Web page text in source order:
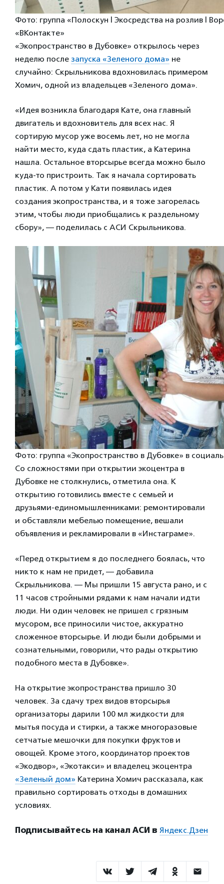
Фото: группа «Полоскун | Экосредства на розлив |
«ВКонтакте»
«Экопространство в Дубовке» открылось через
неделю после запуска «Зеленого дома» не
случайно: Скрыльникова вдохновилась примером
Хомич, одной из владельцев «Зеленого дома».
«Идея возникла благодаря Кате, она главный
двигатель и вдохновитель для всех нас. Я
сортирую мусор уже восемь лет, но не могла
найти место, куда сдать пластик, а Катерина
нашла. Остальное вторсырье всегда можно было
куда-то пристроить. Так я начала сортировать
пластик. А потом у Кати появилась идея
создания экопространства, и я тоже загорелась
этим, чтобы люди приобщались к раздельному
сбору», — поделилась с АСИ Скрыльникова.
Фото: группа «Экопространство в Дубовке» в
Со сложностями при открытии экоцентра в
Дубовке не столкнулись, отметила она. К
открытию готовились вместе с семьей и
друзьями-единомышленниками: ремонтировали
и обставляли мебелью помещение, вешали
объявления и рекламировали в «Инстаграме».
«Перед открытием я до последнего боялась, что
никто к нам не придет, — добавила
Скрыльникова. — Мы пришли 15 августа рано, и с
11 часов стройными рядами к нам начали идти
люди. Ни один человек не пришел с грязным
мусором, все приносили чистое, аккуратно
сложенное вторсырье. И люди были добрыми и
сознательными, говорили, что рады открытию
подобного места в Дубовке».
На открытие экопространства пришло 30
человек. За сдачу трех видов вторсырья
организаторы дарили 100 мл жидкости для
мытья посуда и стирки, а также многоразовые
сетчатые мешочки для покупки фруктов и
овощей. Кроме этого, координатор проектов
«Экодвор», «Экотакси» и владелец экоцентра
«Зеленый дом» Катерина Хомич рассказала, как
правильно сортировать отходы в домашних
условиях.
Подписывайтесь на канал АСИ в Яндекс.Дзен